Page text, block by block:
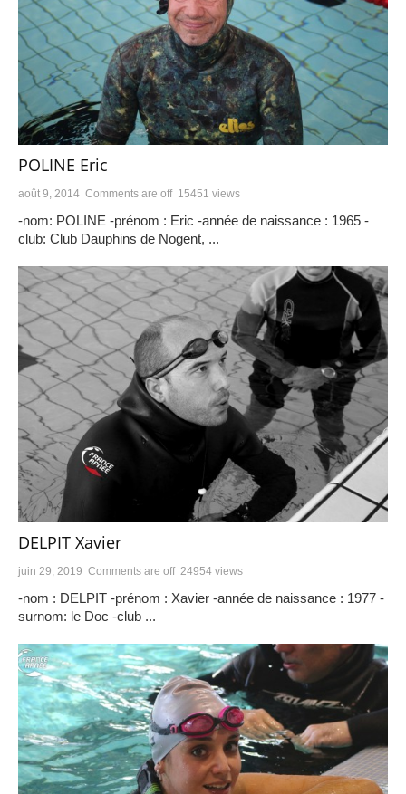
POLINE Eric
août 9, 2014 Comments are off 15451 views
-nom: POLINE -prénom : Eric -année de naissance : 1965 -
club: Club Dauphins de Nogent, ...
DELPIT Xavier
juin 29, 2019 Comments are off 24954 views
-nom : DELPIT -prénom : Xavier -année de naissance : 1977 -
surnom: le Doc -club ...